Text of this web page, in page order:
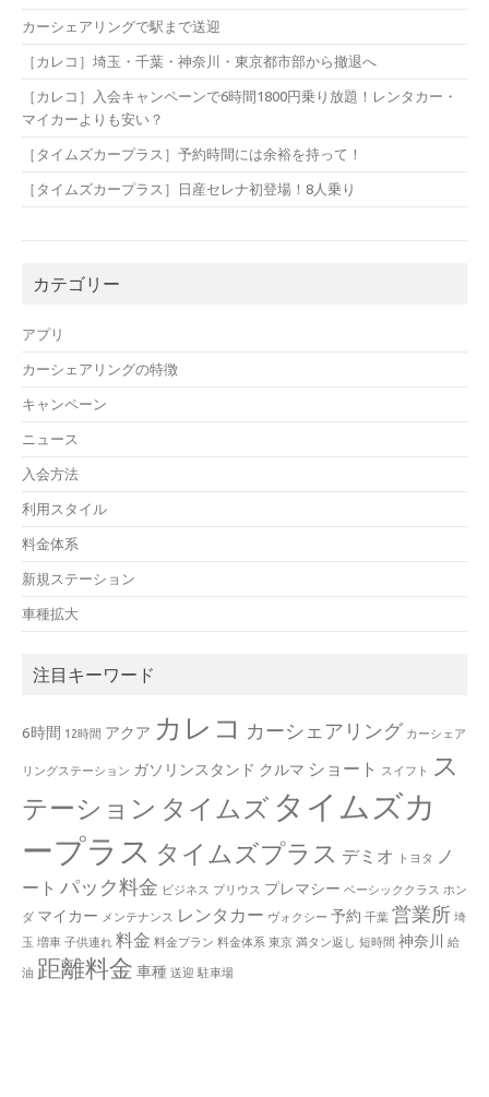
カーシェアリングで駅まで送迎
［カレコ］埼玉・千葉・神奈川・東京都市部から撤退へ
［カレコ］入会キャンペーンで6時間1800円乗り放題！レンタカー・
マイカーよりも安い？
［タイムズカープラス］予約時間には余裕を持って！
［タイムズカープラス］日産セレナ初登場！8人乗り
カテゴリー
アプリ
カーシェアリングの特徴
キャンペーン
ニュース
入会方法
利用スタイル
料金体系
新規ステーション
車種拡大
注目キーワード
6時間 12時間 アクア カレコ カーシェアリング カーシェア
リングステーション ガソリンスタンド クルマ ショート スイフト
ス
テーション タイムズ タイムズカ
ープラス タイムズプラス デミオ トヨタ
ノ
ート パック料金 ビジネス プリウス プレマシー ベーシッククラス ホン
ダ マイカー メンテナンス レンタカー ヴォクシー 予約 千葉 営業所 埼
玉 増車 子供連れ 料金 料金プラン 料金体系 東京 満タン返し 短時間 神奈川 給
油 距離料金 車種 送迎 駐車場